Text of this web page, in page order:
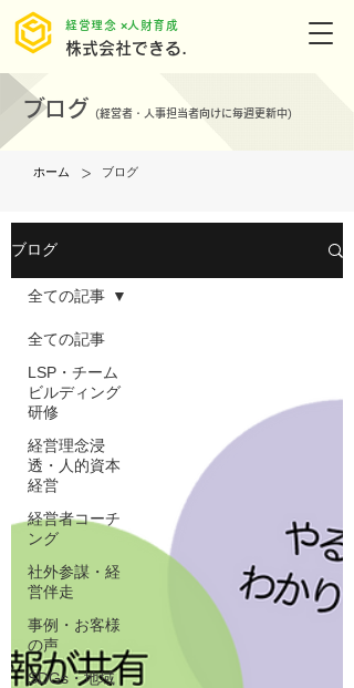
株式会社できる.
​経営理念 ×人財育成
ブログ (経営者・人事担当者向けに毎週更新中)
ホーム > ブログ
ブログ
全ての記事
LSP・チーム
ビルディング
研修
経営理念浸
透・人的資本
経営
経営者コーチ
ング
社外参謀・経
営伴走
事例・お客様
の声
SDGs・地域
全ての記事